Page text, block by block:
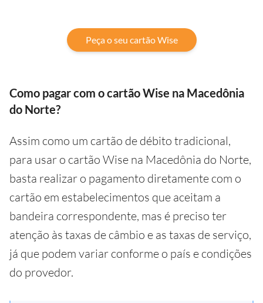
Peça o seu cartão Wise
Como pagar com o cartão Wise na Macedônia
do Norte?
Assim como um cartão de débito tradicional,
para usar o cartão Wise na Macedônia do Norte,
basta realizar o pagamento diretamente com o
cartão em estabelecimentos que aceitam a
bandeira correspondente, mas é preciso ter
atenção às taxas de câmbio e as taxas de serviço,
já que podem variar conforme o país e condições
do provedor.